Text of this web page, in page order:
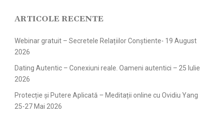
ARTICOLE RECENTE
Webinar gratuit – Secretele Relațiilor Conștiente- 19 August
2026
Dating Autentic – Conexiuni reale. Oameni autentici – 25 Iulie
2026
Protecție și Putere Aplicată – Meditații online cu Ovidiu Yang
25-27 Mai 2026